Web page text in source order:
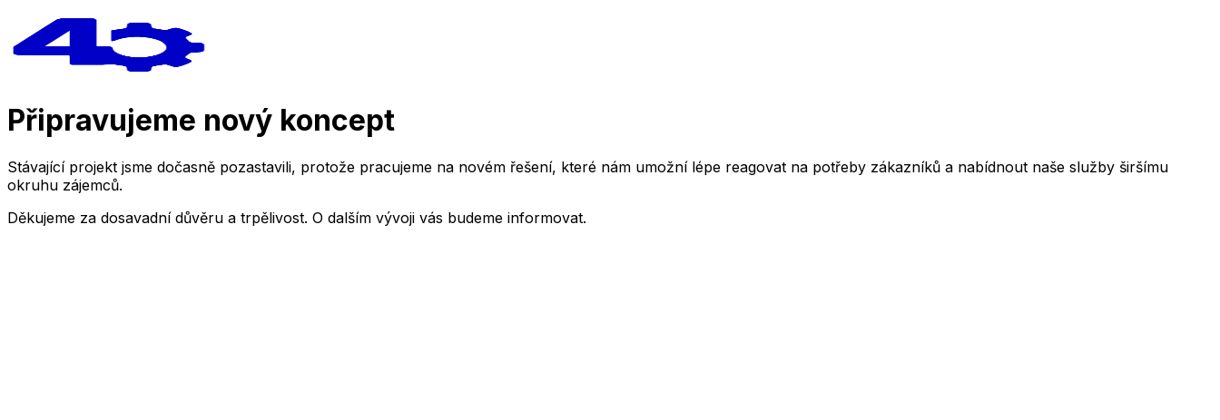
Připravujeme nový koncept
Stávající projekt jsme dočasně pozastavili, protože pracujeme na novém řešení, které nám umožní lépe reagovat na potřeby zákazníků a nabídnout naše služby širšímu
okruhu zájemců.
Děkujeme za dosavadní důvěru a trpělivost. O dalším vývoji vás budeme informovat.